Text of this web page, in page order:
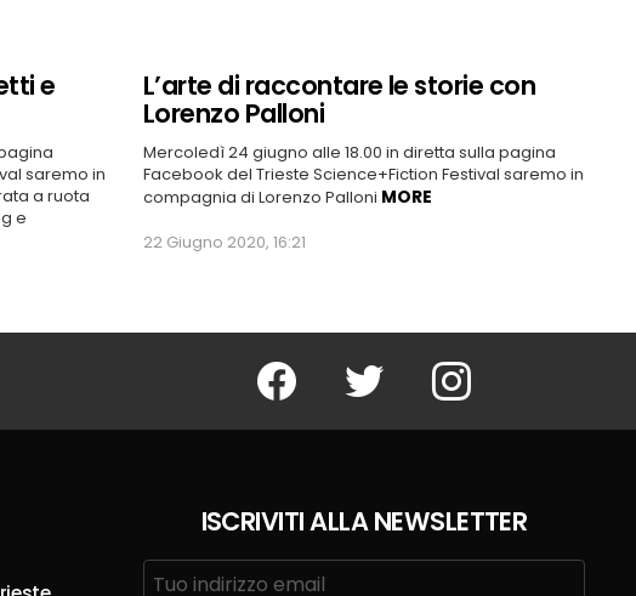
e
saremo in
a ruota
e
L’arte di raccontare le storie con
Lorenzo Palloni
Mercoledì 24 giugno alle 18.00 in diretta sulla pagina
Facebook del Trieste Science+Fiction Festival saremo in
compagnia di Lorenzo Palloni MORE
22 Giugno 2020, 16:21
Facebook Twitter Instagram
ISCRIVITI ALLA NEWSLETTER